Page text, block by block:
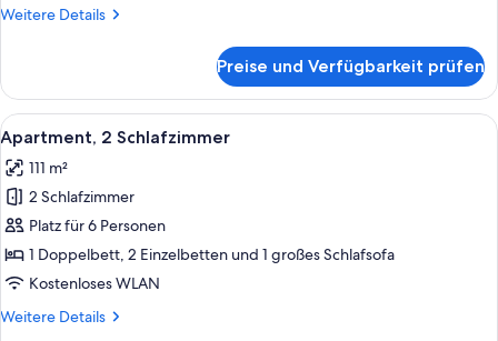
Weitere Details
Weitere
1
Schlafzimmer
Preise und Verfügbarkeit prüfen
Alle
Fotos
für
Apartment,
2 Schlafzimmer
anzeigen
Ein Hotelzimmer mit zwei
12
Apartment, 2 Schlafzimmer
111 m²
2 Schlafzimmer
Platz für 6 Personen
1 Doppelbett, 2 Einzelbetten und 1 großes Schlafsofa
Kostenloses WLAN
Weitere Details
Weitere